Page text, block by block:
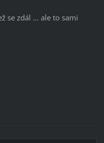
se zdál ... ale to sami